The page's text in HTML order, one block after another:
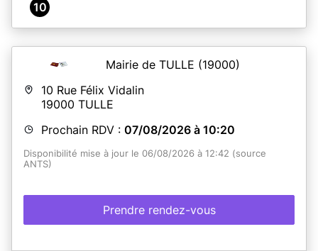
10
Mairie de TULLE (19000)
10 Rue Félix Vidalin
19000 TULLE
Prochain RDV : 07/08/2026 à 10:20
Disponibilité mise à jour le 06/08/2026 à 12:42 (source
ANTS)
Prendre rendez-vous